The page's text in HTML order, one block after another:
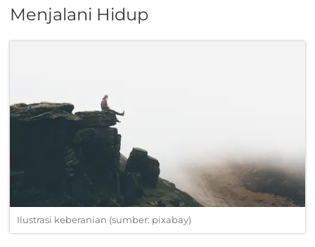
Menjalani Hidup
Ilustrasi keberanian (sumber: pixabay)